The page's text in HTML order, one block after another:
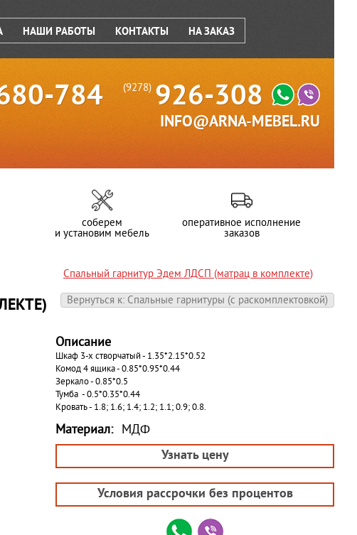
НАШИ РАБОТЫ КОНТАКТЫ НА ЗАКАЗ
784 (9278) 926-308
INFO@ARNA-MEBEL.RU
соберем
и установим мебель
оперативное исполнение
заказов
Спальный гарнитур Эдем ЛДСП (матрац в комплекте)
Вернуться к: Спальные гарнитуры (c раскомплектовкой)
Описание
Шкаф 3-х створчатый - 1.35*2.15*0.52
Комод 4 ящика - 0.85*0.95*0.44
Зеркало - 0.85*0.5
Тумба - 0.5*0.35*0.44
Кровать - 1.8; 1.6; 1.4; 1.2; 1.1; 0.9; 0.8.
Материал: МДФ
Узнать цену
Условия рассрочки без процентов